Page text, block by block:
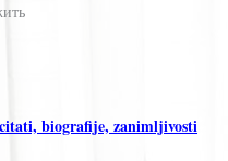
biografije, zanimljivosti